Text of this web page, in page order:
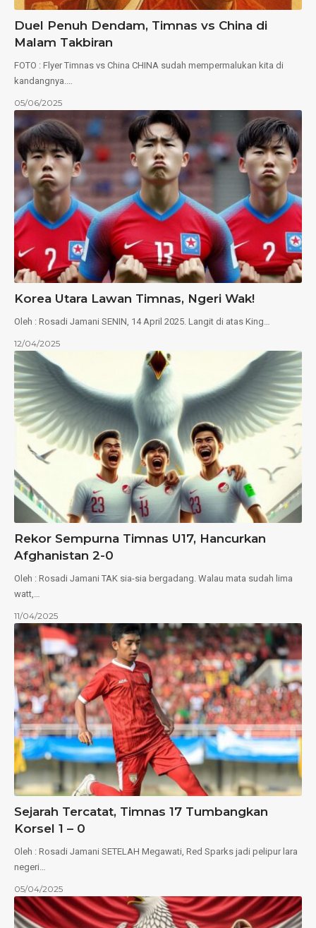
Duel Penuh Dendam, Timnas vs China di
Malam Takbiran
FOTO : Flyer Timnas vs China CHINA sudah mempermalukan kita di
kandangnya.…
05/06/2025
Korea Utara Lawan Timnas, Ngeri Wak!
Oleh : Rosadi Jamani SENIN, 14 April 2025. Langit di atas King…
12/04/2025
Rekor Sempurna Timnas U17, Hancurkan
Afghanistan 2-0
Oleh : Rosadi Jamani TAK sia-sia bergadang. Walau mata sudah lima
watt,…
11/04/2025
Sejarah Tercatat, Timnas 17 Tumbangkan
Korsel 1 – 0
Oleh : Rosadi Jamani SETELAH Megawati, Red Sparks jadi pelipur lara
negeri…
05/04/2025